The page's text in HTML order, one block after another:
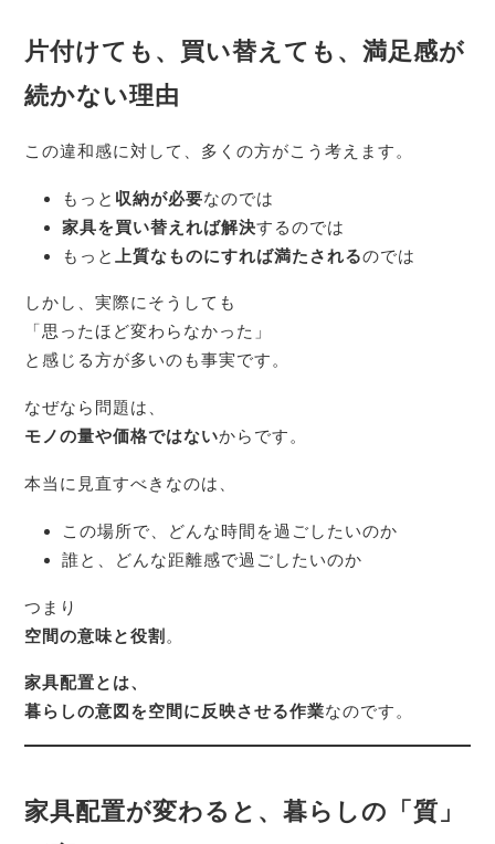
片付けても、買い替えても、満足感が
続かない理由
この違和感に対して、多くの方がこう考えます。
もっと 収納が必要なのでは
家具を買い替えれば解決するのでは
もっと
上質なものにすれば満たされるのでは
しかし、実際にそうしても
「思ったほど変わらなかった」
と感じる方が多いのも事実です。
なぜなら問題は、
モノの量や価格ではないからです。
本当に見直すべきなのは、
この場所で、どんな時間を過ごしたいのか
誰と、どんな距離感で過ごしたいのか
つまり
空間の意味と役割 。
家具配置とは、
暮らしの意図を空間に反映させる作業なのです。
家具配置が変わると、暮らしの「質」